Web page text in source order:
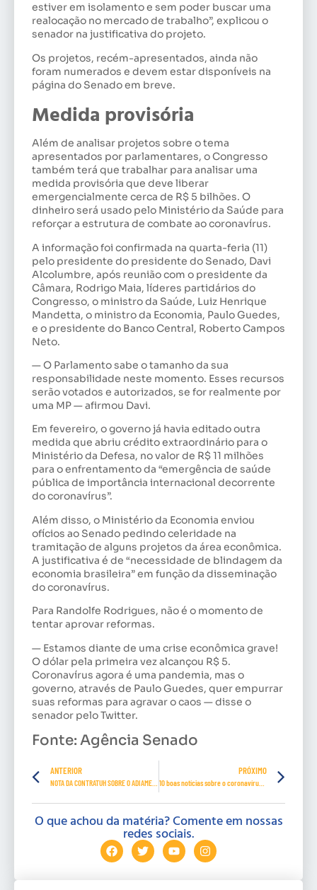
estiver em isolamento e sem poder buscar uma
realocação no mercado de trabalho”, explicou o
senador na justificativa do projeto.
Os projetos, recém-apresentados, ainda não
foram numerados e devem estar disponíveis na
página do Senado em breve.
Medida provisória
Além de analisar projetos sobre o tema
apresentados por parlamentares, o Congresso
também terá que trabalhar para analisar uma
medida provisória que deve liberar
emergencialmente cerca de R$ 5 bilhões. O
dinheiro será usado pelo Ministério da Saúde para
reforçar a estrutura de combate ao coronavírus.
A informação foi confirmada na quarta-feria (11)
pelo presidente do presidente do Senado, Davi
Alcolumbre, após reunião com o presidente da
Câmara, Rodrigo Maia, líderes partidários do
Congresso, o ministro da Saúde, Luiz Henrique
Mandetta, o ministro da Economia, Paulo Guedes,
e o presidente do Banco Central, Roberto Campos
Neto.
— O Parlamento sabe o tamanho da sua
responsabilidade neste momento. Esses recursos
serão votados e autorizados, se for realmente por
uma MP — afirmou Davi.
Em fevereiro, o governo já havia editado outra
medida que abriu crédito extraordinário para o
Ministério da Defesa, no valor de R$ 11 milhões
para o enfrentamento da “emergência de saúde
pública de importância internacional decorrente
do coronavírus”.
Além disso, o Ministério da Economia enviou
ofícios ao Senado pedindo celeridade na
tramitação de alguns projetos da área econômica.
A justificativa é de “necessidade de blindagem da
economia brasileira” em função da disseminação
do coronavírus.
Para Randolfe Rodrigues, não é o momento de
tentar aprovar reformas.
— Estamos diante de uma crise econômica grave!
O dólar pela primeira vez alcançou R$ 5.
Coronavírus agora é uma pandemia, mas o
governo, através de Paulo Guedes, quer empurrar
suas reformas para agravar o caos — disse o
senador pelo Twitter.
Fonte: Agência Senado
ANTERIOR PRÓXIMO
10 boas notícias sobre o coronavírus em meio a “pandemia de medo”
O que achou da matéria? Comente em nossas
redes sociais.